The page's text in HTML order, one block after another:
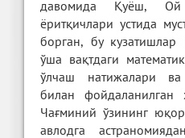
давомида Қуёш,
ёритқичлари устида
борган, бу кузатишлар
ўша вақтдаги
ўлчаш натижалари ва
билан фойдаланилган
Чағминий ўзининг
авлодга